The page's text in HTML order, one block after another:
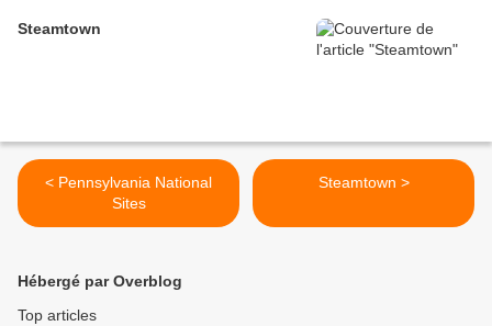
Steamtown
< Pennsylvania National
Sites
Steamtown >
Hébergé par Overblog
Top articles